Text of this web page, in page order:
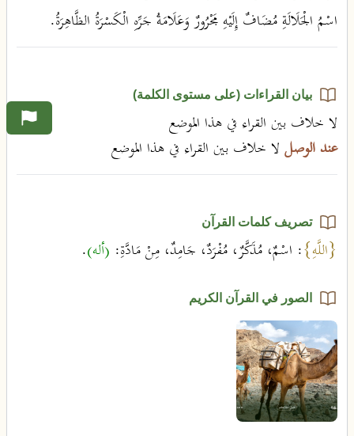
اسْمُ الْجَلَالَةِ مُضَافٌ إِلَيْهِ مَجْرُورٌ وَعَلَامَةُ جَرِّهِ الْكَسْرَةُ الظَّاهِرَةُ.
بيان القراءات (على مستوى الكلمة)
لا خلاف بين القراء في هذا الموضع
عند الوصللا خلاف بين القراء في هذا الموضع
تصريف كلمات القرآن
{اللَّهِ}: اسْمٌ، مُذَكَّرٌ، مُفْرَدٌ، جَامِدٌ، مِنْ مَادَّةِ: (أله).
الصور في القرآن الكريم